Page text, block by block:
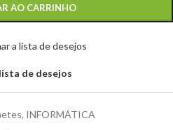
AO CARRINHO
a lista de desejos
de desejos
, INFORMÁTICA